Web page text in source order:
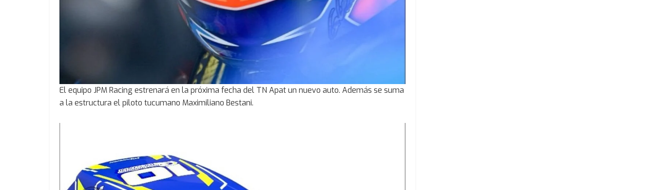
El equipo JPM Racing estrenará en la próxima fecha del TN Apat un nuevo auto. Además se suma
a la estructura el piloto tucumano Maximiliano Bestani.